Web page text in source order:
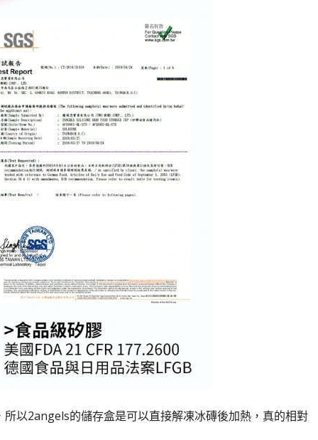
以2angels的儲存盒是可以直接解凍冰磚後加熱，真的相對